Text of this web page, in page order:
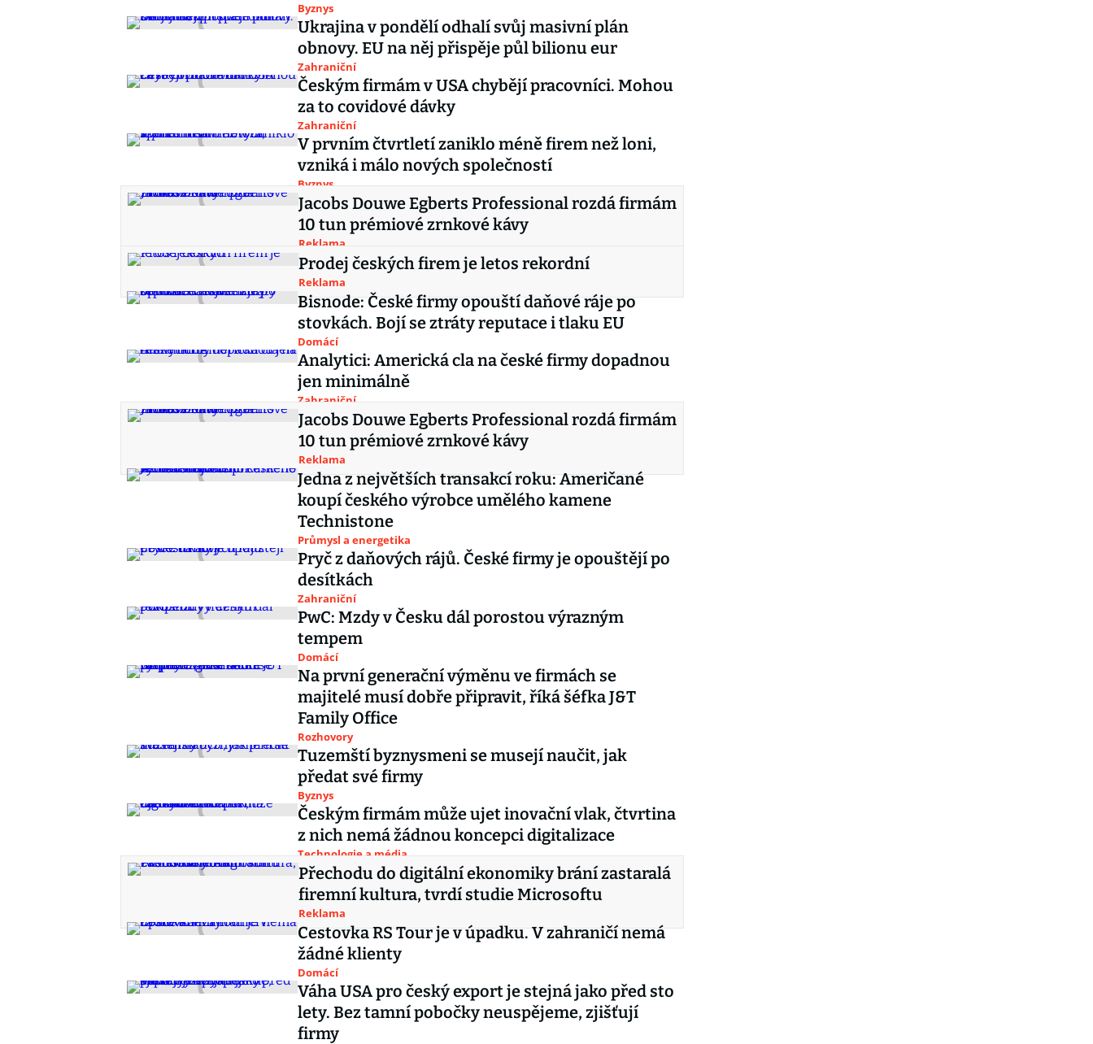
Byznys
Ukrajina v pondělí odhalí svůj masivní plán
obnovy. EU na něj přispěje půl bilionu eur
Zahraniční
Českým firmám v USA chybějí pracovníci. Mohou
za to covidové dávky
Zahraniční
V prvním čtvrtletí zaniklo méně firem než loni,
vzniká i málo nových společností
Byznys
Jacobs Douwe Egberts Professional rozdá firmám
10 tun prémiové zrnkové kávy
Reklama
Prodej českých firem je letos rekordní
Reklama
Bisnode: České firmy opouští daňové ráje po
stovkách. Bojí se ztráty reputace i tlaku EU
Domácí
Analytici: Americká cla na české firmy dopadnou
jen minimálně
Zahraniční
Jacobs Douwe Egberts Professional rozdá firmám
10 tun prémiové zrnkové kávy
Reklama
Jedna z největších transakcí roku: Američané
koupí českého výrobce umělého kamene
Technistone
Průmysl a energetika
Pryč z daňových rájů. České firmy je opouštějí po
desítkách
Zahraniční
PwC: Mzdy v Česku dál porostou výrazným
tempem
Domácí
Na první generační výměnu ve firmách se
majitelé musí dobře připravit, říká šéfka J&T
Family Office
Rozhovory
Tuzemští byznysmeni se musejí naučit, jak
předat své firmy
Byznys
Českým firmám může ujet inovační vlak, čtvrtina
z nich nemá žádnou koncepci digitalizace
Technologie a média
Přechodu do digitální ekonomiky brání zastaralá
firemní kultura, tvrdí studie Microsoftu
Reklama
Cestovka RS Tour je v úpadku. V zahraničí nemá
žádné klienty
Domácí
Váha USA pro český export je stejná jako před sto
lety. Bez tamní pobočky neuspějeme, zjišťují
firmy